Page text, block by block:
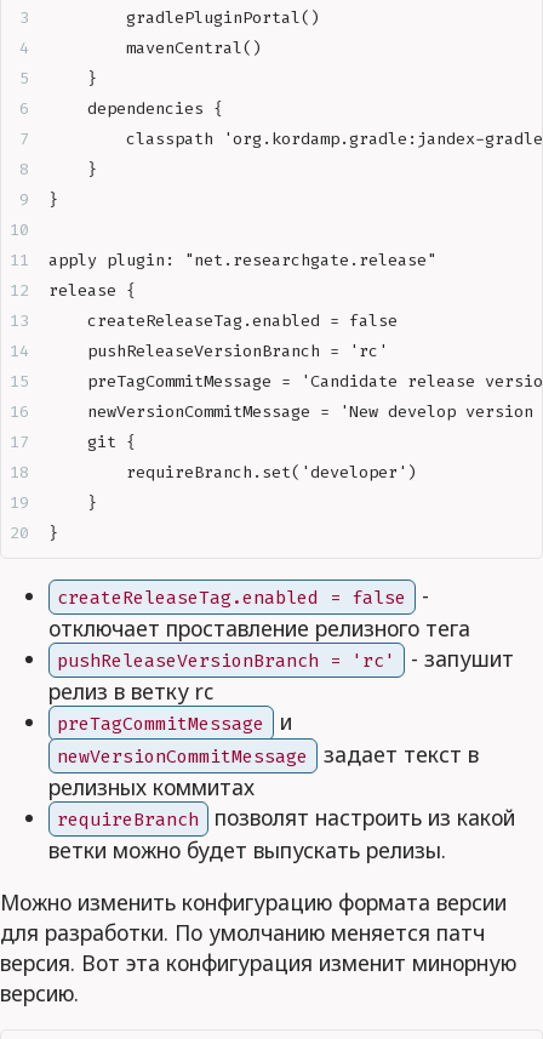
        gradlePluginPortal()
        mavenCentral()
    }
    dependencies {
classpath 'org.kordamp.gradle:jandex-
    }
}
apply plugin: "net.researchgate.release"
release {
    createReleaseTag.enabled = false
    pushReleaseVersionBranch = 'rc'
preTagCommitMessage = 'Candidate release
newVersionCommitMessage = 'New develop
    git {
        requireBranch.set('developer')
    }
}
createReleaseTag.enabled = false -
отключает проставление релизного тега
pushReleaseVersionBranch = 'rc' - запушит
релиз в ветку rc
preTagCommitMessage и
newVersionCommitMessage задает текст в
релизных коммитах
requireBranch позволят настроить из какой
ветки можно будет выпускать релизы.
Можно изменить конфигурацию формата версии
для разработки. По умолчанию меняется патч
версия. Вот эта конфигурация изменит минорную
версию.